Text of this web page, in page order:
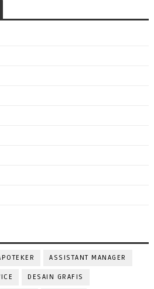
ASSISTANT MANAGER
DESAIN GRAFIS